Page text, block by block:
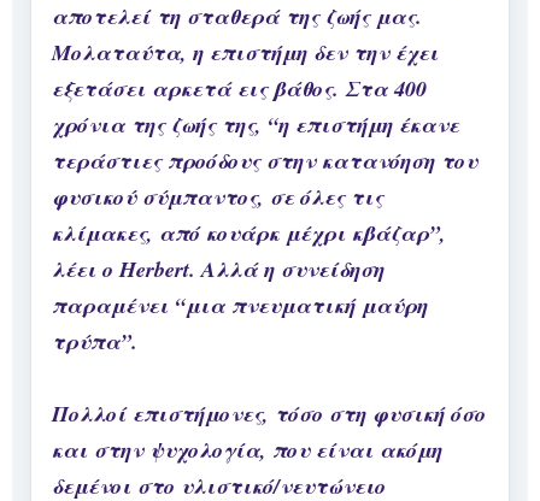
αποτελεί τη σταθερά της ζωής μας.
Μολαταύτα, η επιστήμη δεν την έχει
εξετάσει αρκετά εις βάθος. Στα 400
χρόνια της ζωής της, “η επιστήμη έκανε
τεράστιες προόδους στην κατανόηση του
φυσικού σύμπαντος, σε όλες τις
κλίμακες, από κουάρκ μέχρι κβάζαρ”,
λέει ο Herbert. Αλλά η συνείδηση
παραμένει “μια πνευματική μαύρη
τρύπα”.
Πολλοί επιστήμονες, τόσο στη φυσική όσο
και στην ψυχολογία, που είναι ακόμη
δεμένοι στο υλιστικό/νευτώνειο